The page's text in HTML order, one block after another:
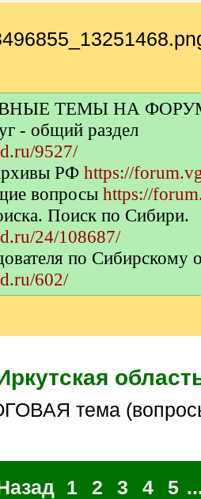
ТЕМЫ НА
- общий раздел
9527/
РФ https://
вопросы https://
Поиск по Сибири.
24/108687/
по Сибирскому
602/
тема
1 2 3 4 5